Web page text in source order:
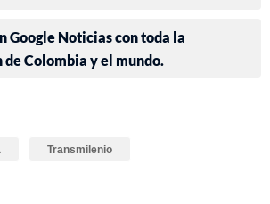
Google Noticias con toda la
Colombia y el mundo.
Transmilenio